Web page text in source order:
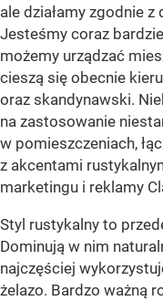
ale działamy zgodnie
Jesteśmy coraz
możemy urządzać
cieszą się obecnie
oraz skandynawski.
na zastosowanie
w pomieszczeniach,
z akcentami
marketingu i reklamy
Styl rustykalny to
Dominują w nim
najczęściej
żelazo. Bardzo ważną